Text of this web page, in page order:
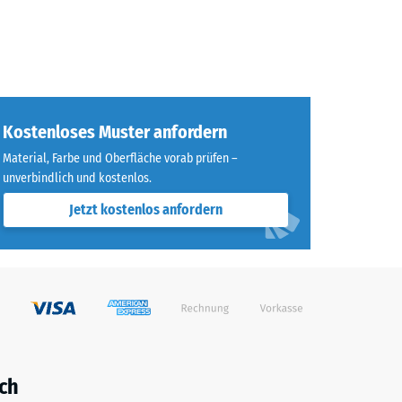
Kostenloses Muster anfordern
Material, Farbe und Oberfläche vorab prüfen –
unverbindlich und kostenlos.
Jetzt kostenlos anfordern